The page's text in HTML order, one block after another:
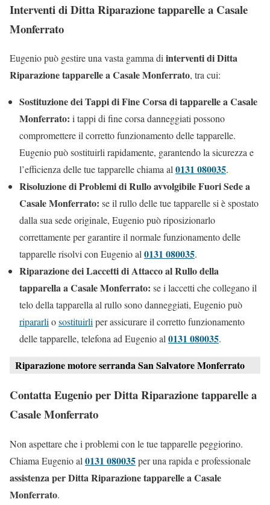
Interventi di Ditta Riparazione tapparelle a Casale
Monferrato
Eugenio può gestire una vasta gamma diinterventi di Ditta
Riparazione tapparelle a Casale Monferrato, tra cui:
Sostituzione dei Tappi di Fine Corsa di tapparelle a Casale
Monferrato: i tappi di fine corsa danneggiati possono
compromettere il corretto funzionamento delle tapparelle.
Eugenio può sostituirli rapidamente, garantendo la sicurezza e
l’efficienza delle tue tapparelle chiama al0131 080035.
Risoluzione di Problemi di Rullo avvolgibile Fuori Sede a
Casale Monferrato: se il rullo delle tue tapparelle si è spostato
dalla sua sede originale, Eugenio può riposizionarlo
correttamente per garantire il normale funzionamento delle
tapparelle risolvi con Eugenio al0131 080035.
Riparazione dei Laccetti di Attacco al Rullo della
tapparella a Casale Monferrato: se i laccetti che collegano il
telo della tapparella al rullo sono danneggiati, Eugenio può
ripararliosostituirliper assicurare il corretto funzionamento
delle tapparelle, telefona ad Eugenio al0131 080035.
Riparazione motore serranda San Salvatore Monferrato
Contatta Eugenio per Ditta Riparazione tapparelle a
Casale Monferrato
Non aspettare che i problemi con le tue tapparelle peggiorino.
Chiama Eugenio al 0131 080035per una rapida e professionale
assistenza per Ditta Riparazione tapparelle a Casale
Monferrato.